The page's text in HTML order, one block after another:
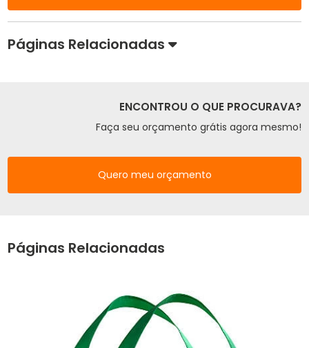
Páginas Relacionadas
ENCONTROU O QUE PROCURAVA?
Faça seu orçamento grátis agora mesmo!
Quero meu orçamento
Páginas Relacionadas